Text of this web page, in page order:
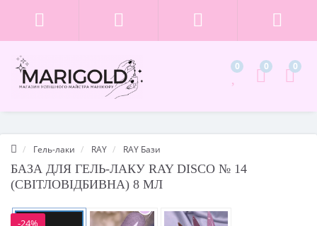
0 0 0
Гель-лаки RAY RAY Бази
БАЗА ДЛЯ ГЕЛЬ-ЛАКУ RAY DISCO № 14
(СВІТЛОВІДБИВНА) 8 МЛ
-24%